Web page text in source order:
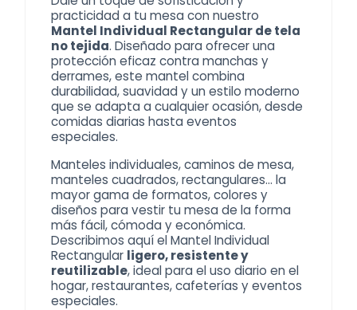
practicidad a tu mesa con nuestro
Mantel Individual Rectangular de tela
no tejida. Diseñado para ofrecer una
protección eficaz contra manchas y
derrames, este mantel combina
durabilidad, suavidad y un estilo moderno
que se adapta a cualquier ocasión, desde
comidas diarias hasta eventos
especiales.
Manteles individuales, caminos de mesa,
manteles cuadrados, rectangulares… la
mayor gama de formatos, colores y
diseños para vestir tu mesa de la forma
más fácil, cómoda y económica.
Describimos aquí el Mantel Individual
Rectangular ligero, resistente y
reutilizable, ideal para el uso diario en el
hogar, restaurantes, cafeterías y eventos
especiales.